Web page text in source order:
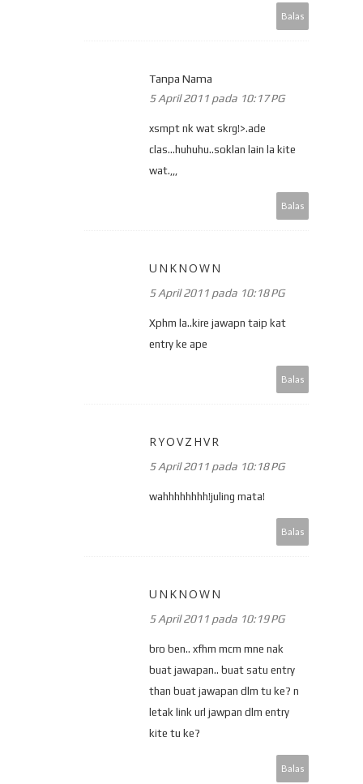
Balas
Tanpa Nama
5 April 2011 pada 10:17 PG
xsmpt nk wat skrg!>.ade
clas...huhuhu..soklan lain la kite
wat.,,,
Balas
UNKNOWN
5 April 2011 pada 10:18 PG
Xphm la..kire jawapn taip kat
entry ke ape
Balas
RYOVZHVR
5 April 2011 pada 10:18 PG
wahhhhhhhh!juling mata!
Balas
UNKNOWN
5 April 2011 pada 10:19 PG
bro ben.. xfhm mcm mne nak
buat jawapan.. buat satu entry
than buat jawapan dlm tu ke? n
letak link url jawpan dlm entry
kite tu ke?
Balas